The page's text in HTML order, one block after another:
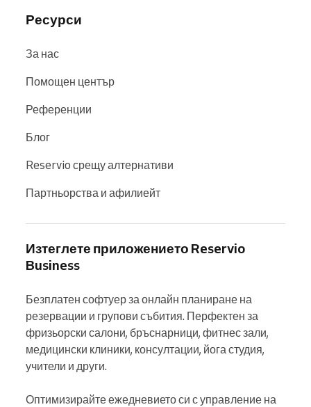
Ресурси
За нас
Помощен център
Референции
Блог
Reservio срещу алтернативи
Партньорства и афилиейт
Изтеглете приложението Reservio
Business
Безплатен софтуер за онлайн планиране на
резервации и групови събития. Перфектен за
фризьорски салони, бръснарници, фитнес зали,
медицински клиники, консултации, йога студия,
учители и други.
Оптимизирайте ежедневието си с управление на